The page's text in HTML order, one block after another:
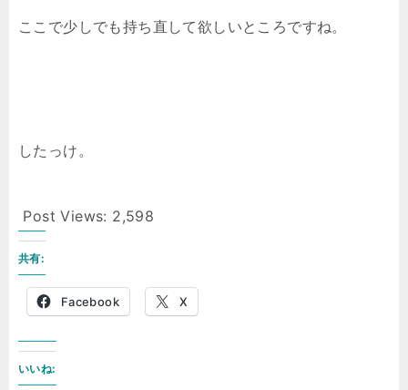
ここで少しでも持ち直して欲しいところですね。
したっけ。
Post Views: 2,598
共有:
Facebook X
いいね: